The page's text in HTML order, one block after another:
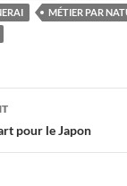
MÉTIER PAR
pour le Japon